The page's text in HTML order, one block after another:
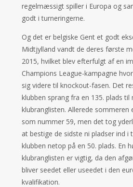
regelmæssigt spiller i Europa og
godt i turneringerne.
Og det er belgiske Gent et godt
Midtjylland vandt de deres første
2015, hvilket blev efterfulgt af en
Champions League-kampagne
sig videre til knockout-fasen. Det
klubben sprang fra en 135. plads til
klubranglisten. Allerede sommeren
som nummer 59, men det tog
at bestige de sidste ni pladser ind i
klubben netop på en 50. plads. En
klubranglisten er vigtig, da den
bliver seedet eller useedet i den
kvalifikation.